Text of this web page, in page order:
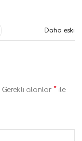
Daha eski
Gerekli alanlar * ile